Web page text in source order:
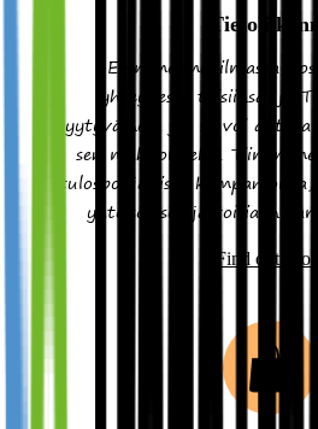
Tietoliikenne
Elämme maailmassa,
yhteydessä toisiinsa, ja
tyytyväinen, jos se voi
sen mahdolliseksi.
tulospohjaisissa
yhteisölliset ja toisiaan
Find out More